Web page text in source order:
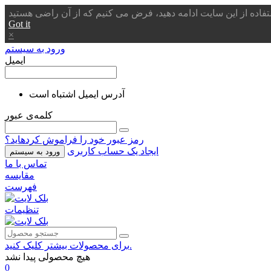
Got it
×
ورود به سیستم
ایمیل
آدرس ایمیل اشتباه است
کلمه‌ی عبور
رمز عبور خود را فراموش کردهاید؟
ورود به سیستم
ایجاد یک حساب کاربری
تماس با ما
مقایسه
فهرست
تنظیمات
برای محصولات بیشتر کلیک کنید.
هیچ محصولی پیدا نشد
0